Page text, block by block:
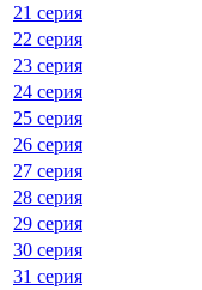
21 серия
22 серия
23 серия
24 серия
25 серия
26 серия
27 серия
28 серия
29 серия
30 серия
31 серия